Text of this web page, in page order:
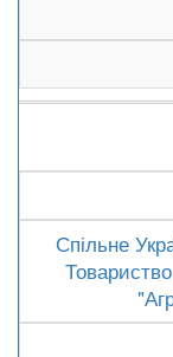
Спільне